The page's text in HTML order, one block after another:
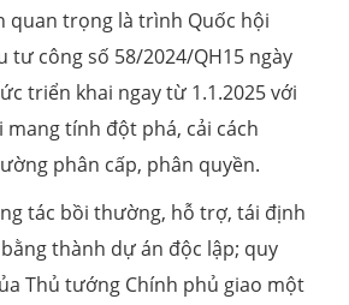
quan trọng là trình Quốc hội
tư công số 58/2024/QH15 ngày
triển khai ngay từ 1.1.2025 với
tính đột phá, cải cách
phân cấp, phân quyền.
tác bồi thường, hỗ trợ, tái định
thành dự án độc lập; quy
Thủ tướng Chính phủ giao một